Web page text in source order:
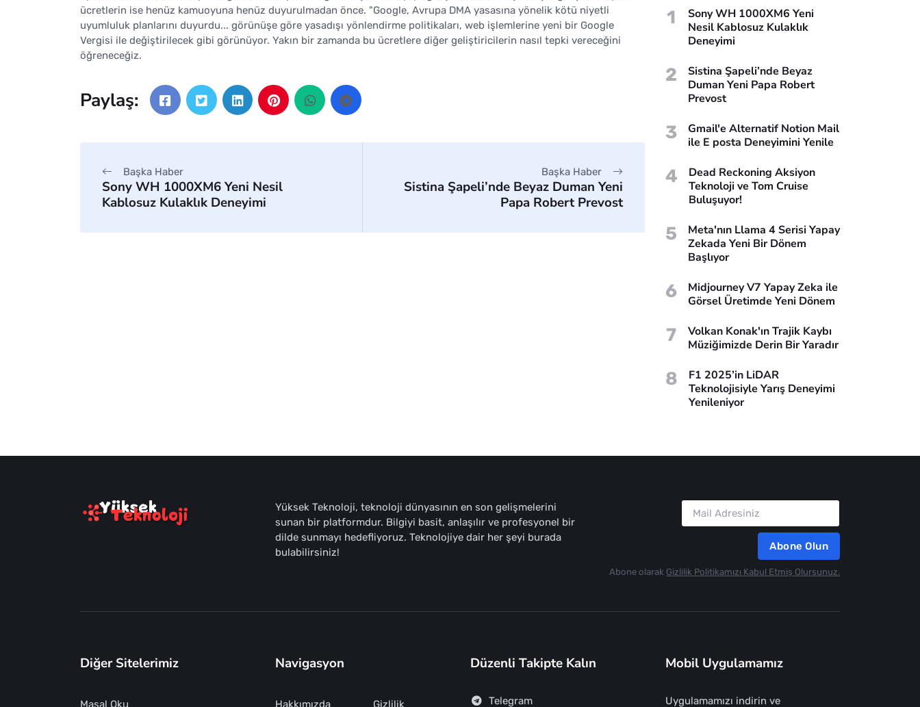
ücretlerin ise henüz kamuoyuna henüz duyurulmadan önce. "Google, Avrupa DMA yasasına yönelik kötü niyetli
uyumluluk planlarını duyurdu... görünüşe göre yasadışı yönlendirme politikaları, web işlemlerine yeni bir Google
Vergisi ile değiştirilecek gibi görünüyor. Yakın bir zamanda bu ücretlere diğer geliştiricilerin nasıl tepki vereceğini
öğreneceğiz.
Paylaş:
Başka Haber
Sony WH 1000XM6 Yeni Nesil
Kablosuz Kulaklık Deneyimi
Başka Haber
Sistina Şapeli’nde Beyaz Duman Yeni
Papa Robert Prevost
1
Sony WH 1000XM6 Yeni
Nesil Kablosuz Kulaklık
Deneyimi
2
Sistina Şapeli’nde Beyaz
Duman Yeni Papa Robert
Prevost
3
Gmail'e Alternatif Notion Mail
ile E posta Deneyimini Yenile
4
Dead Reckoning Aksiyon
Teknoloji ve Tom Cruise
Buluşuyor!
5
Meta'nın Llama 4 Serisi Yapay
Zekada Yeni Bir Dönem
Başlıyor
6
Midjourney V7 Yapay Zeka ile
Görsel Üretimde Yeni Dönem
7
Volkan Konak'ın Trajik Kaybı
Müziğimizde Derin Bir Yaradır
8
F1 2025’in LiDAR
Teknolojisiyle Yarış Deneyimi
Yenileniyor
Yüksek Teknoloji, teknoloji dünyasının en son gelişmelerini
sunan bir platformdur. Bilgiyi basit, anlaşılır ve profesyonel bir
dilde sunmayı hedefliyoruz. Teknolojiye dair her şeyi burada
bulabilirsiniz!
Abone Olun
Abone olarak Gizlilik Politikamızı Kabul Etmiş Olursunuz.
Diğer Sitelerimiz
Masal Oku
Navigasyon
Hakkımızda Gizlilik
Düzenli Takipte Kalın
Telegram
Mobil Uygulamamız
Uygulamamızı indirin ve